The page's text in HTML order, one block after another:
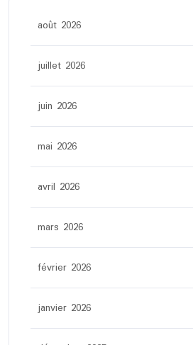
août 2026
juillet 2026
juin 2026
mai 2026
avril 2026
mars 2026
février 2026
janvier 2026